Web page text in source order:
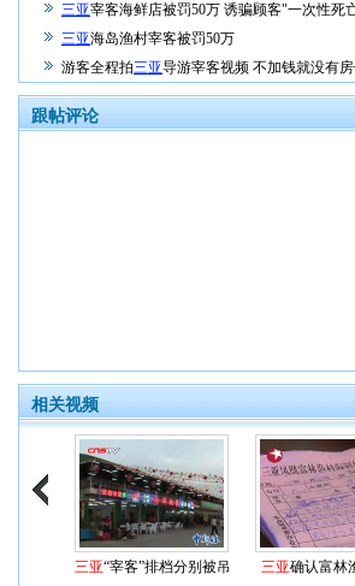
三亚宰客海鲜店被罚50万 诱骗顾客"一次性死
三亚海岛渔村宰客被罚50万
游客全程拍三亚导游宰客视频 不加钱就没有
跟帖评论
相关视频
三亚“宰客”排档分别被吊
三亚确认富林